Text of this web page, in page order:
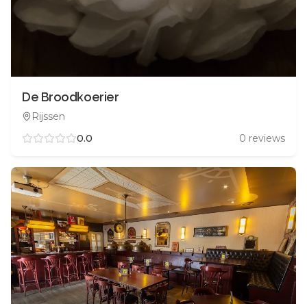
De Broodkoerier
Rijssen
0.0
0 reviews